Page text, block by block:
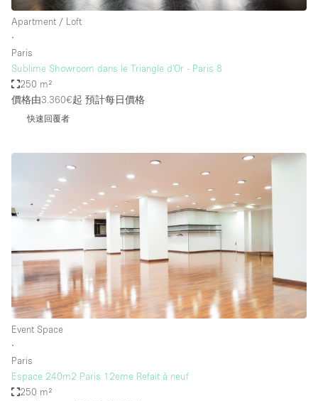
Apartment / Loft
∙
Paris
Sublime Showroom dans le Triangle d'Or - Paris 8
250 m²
價格由3.360€起 預計每日價格
快速回覆者
Event Space
∙
Paris
Espace 240m2 Paris 12eme Refait à neuf
250 m²